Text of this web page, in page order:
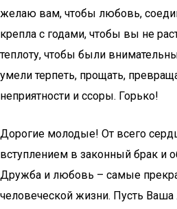
желаю вам, чтобы любовь,
крепла с годами, чтобы вы не
теплоту, чтобы были
умели терпеть, прощать,
неприятности и ссоры. Горько!
Дорогие молодые! От всего
вступлением в законный брак и
Дружба и любовь – самые
человеческой жизни. Пусть